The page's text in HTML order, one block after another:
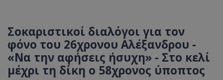
Σοκαριστικοί διαλόγοι για τον
φόνο του 26χρονου Αλέξανδρου -
«Να την αφήσεις ήσυχη» - Στο κελί
μέχρι τη δίκη ο 58χρονος ύποπτος